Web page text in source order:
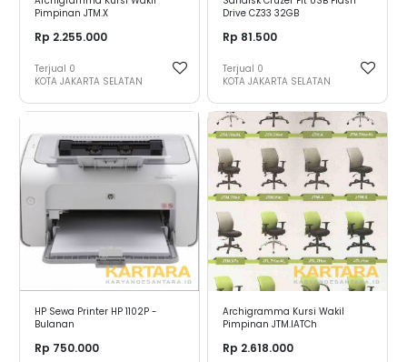
Pimpinan JTM.X
Rp 2.255.000
Terjual 0
KOTA JAKARTA SELATAN
Drive CZ33 32GB
Rp 81.500
Terjual 0
KOTA JAKARTA SELATAN
HP Sewa Printer HP 1102P -
Bulanan
Rp 750.000
Archigramma Kursi Wakil
Pimpinan JTM.IATCh
Rp 2.618.000